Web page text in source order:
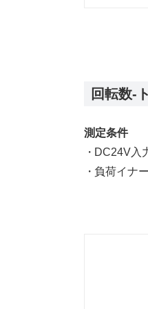
回転数-
測定条件
DC24V入
負荷イナ